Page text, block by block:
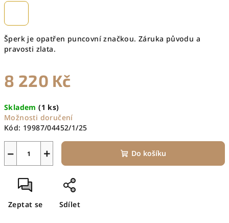
Šperk je opatřen puncovní značkou. Záruka původu a
pravosti zlata.
8 220 Kč
cena:
Skladem(1 ks)
Možnosti doručení
Kód: 19987/04452/1/25
+
− Do košíku
Zeptat se Sdílet